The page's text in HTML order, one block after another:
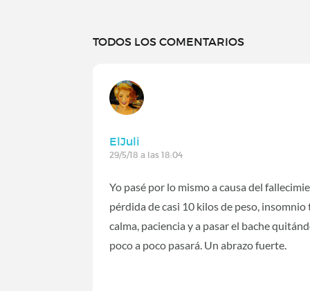
TODOS LOS COMENTARIOS
ElJuli
29/5/18 a las 18:04
Yo pasé por lo mismo a causa del
pérdida de casi 10 kilos de peso,
calma, paciencia y a pasar el bache
poco a poco pasará. Un abrazo fuerte.